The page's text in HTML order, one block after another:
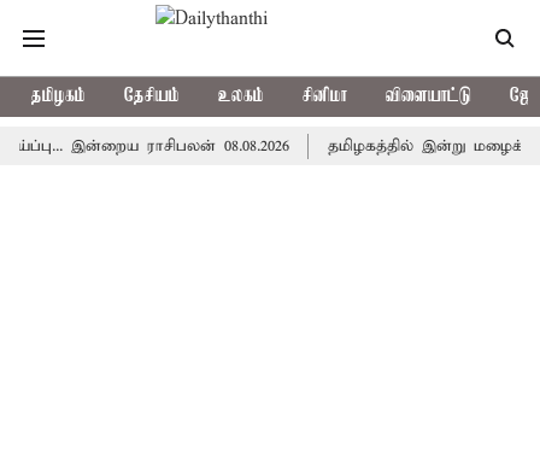
தமிழகம் தேசியம் உலகம் சினிமா விளையாட்டு
ராசிபலன் 08.08.2026 தமிழகத்தில் இன்று மழைக்கு